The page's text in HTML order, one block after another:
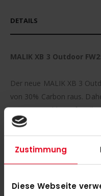
Zustimmung
Diese Webseite
DETAILS
MALIK XB 3 Outdoor
Der neue MALIK XB 3
von 30% Carbon raus.
Umsteigerschläger für alle
Erwachsenenschläger
gut für den Einsteiger
Vorspann unterstützt
Der schmale Schaftansatz
anständigen Carbonanteil